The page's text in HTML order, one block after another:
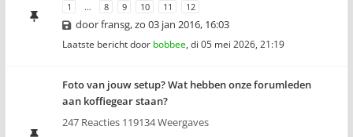
1 … 8 9 10 11 12
doorfransg,zo 03 jan 2016, 16:03
Laatste bericht door bobbee, di 05 mei 2026, 21:19
Foto van jouw setup? Wat hebben onze forumleden
aan koffiegear staan?
247 Reacties 119134 Weergaves